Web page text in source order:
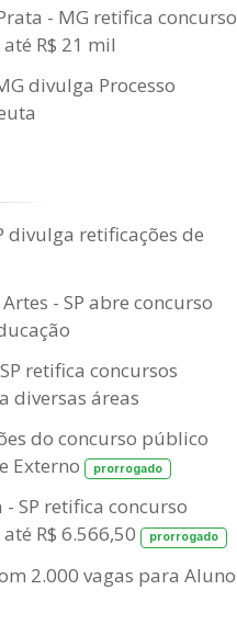
- MG retifica concurso
R$ 21 mil
divulga Processo
divulga retificações de
- SP abre concurso
retifica concursos
diversas áreas
do concurso público
Externo
prorrogado
SP retifica concurso
R$ 6.566,50
prorrogado
2.000 vagas para